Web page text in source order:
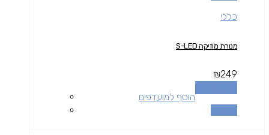
כללי
מנורת מוזיקה S-LED
₪249
הוסף למועדפים